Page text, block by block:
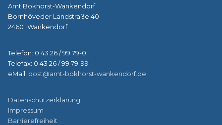
Amt Bokhorst-Wankendorf
Bornhöveder Landstraße 40
24601 Wankendorf
Telefon: 0 43 26 / 99 79-0
Telefax: 0 43 26 / 99 79-99
eMail: post@amt-bokhorst-wankendorf.de
Datenschutzerklärung
Impressum
Barrierefreiheit